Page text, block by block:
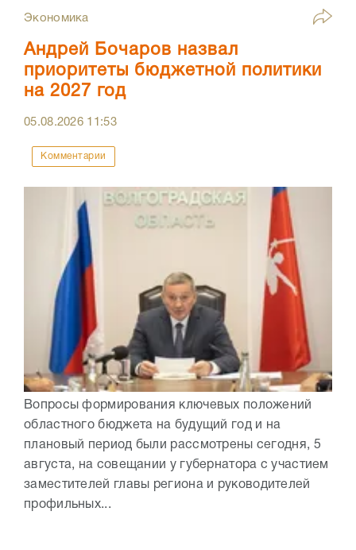
Экономика
Андрей Бочаров назвал
приоритеты бюджетной политики
на 2027 год
05.08.2026 11:53
Комментарии
Вопросы формирования ключевых положений
областного бюджета на будущий год и на
плановый период были рассмотрены сегодня, 5
августа, на совещании у губернатора с участием
заместителей главы региона и руководителей
профильных...